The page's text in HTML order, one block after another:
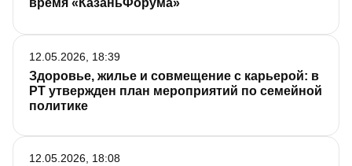
время «КазаньФорума»
Здоровье, жилье и совмещение с карьерой: в
РТ утвержден план мероприятий по семейной
политике
12.05.2026, 18:39
12.05.2026, 18:08